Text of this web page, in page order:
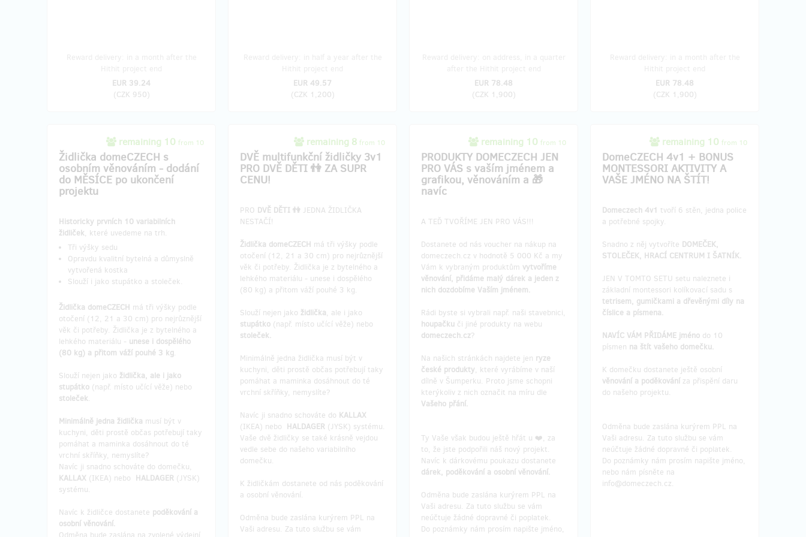
EUR 39.24
(CZK 950)
EUR 49.57
(CZK 1,200)
EUR 78.48
(CZK 1,900)
EUR 78.48
(CZK 1,900)
remaining 10 from 10
Židlička domeCZECH s
osobním věnováním - dodání
do MĚSÍCE po ukončení
projektu
Historicky prvních 10 variabilních
židliček, které uvedeme na trh.
Tři výšky sedu
Opravdu kvalitní bytelná a důmyslně
vytvořená kostka
Slouží i jako stupátko a stoleček.
Židlička domeCZECH má tři výšky podle
otočení (12, 21 a 30 cm) pro nejrůznější
věk či potřeby. Židlička je z bytelného a
lehkého materiálu - unese i dospělého
(80 kg) a přitom váží pouhé 3 kg.
Slouží nejen jako židlička, ale i jako
stupátko (např. místo učící věže) nebo
stoleček.
Minimálně jedna židlička musí být v
kuchyni, děti prostě občas potřebují taky
pomáhat a maminka dosáhnout do té
vrchní skříňky, nemyslíte?
Navíc ji snadno schováte do domečku,
KALLAX (IKEA) nebo HALDAGER (JYSK)
systému.
Navíc k židličce dostanete poděkování a
osobní věnování.
Odměna bude zaslána na zvolené výdejní
remaining 8 from 10
DVĚ multifunkční židličky 3v1
PRO DVĚ DĚTI 👫 ZA SUPR
CENU!
PRO DVĚ DĚTI 👫 JEDNA ŽIDLIČKA
NESTAČÍ!
Židlička domeCZECH má tři výšky podle
otočení (12, 21 a 30 cm) pro nejrůznější
věk či potřeby. Židlička je z bytelného a
lehkého materiálu - unese i dospělého
(80 kg) a přitom váží pouhé 3 kg.
Slouží nejen jako židlička, ale i jako
stupátko (např. místo učící věže) nebo
stoleček.
Minimálně jedna židlička musí být v
kuchyni, děti prostě občas potřebují taky
pomáhat a maminka dosáhnout do té
vrchní skříňky, nemyslíte?
Navíc ji snadno schováte do KALLAX
(IKEA) nebo HALDAGER (JYSK) systému.
Vaše dvě židličky se také krásně vejdou
vedle sebe do našeho variabilního
domečku.
K židličkám dostanete od nás poděkování
a osobní věnování.
Odměna bude zaslána kurýrem PPL na
Vaši adresu. Za tuto službu se vám
remaining 10 from 10
PRODUKTY DOMECZECH JEN
PRO VÁS s vaším jménem a
grafikou, věnováním a 🎁
navíc
A TEĎ TVOŘÍME JEN PRO VÁS!!!
Dostanete od nás voucher na nákup na
domeczech.cz v hodnotě 5 000 Kč a my
Vám k vybraným produktům vytvoříme
věnování, přidáme malý dárek a jeden z
nich dozdobíme Vaším jménem.
Rádi byste si vybrali např. naši stavebnici,
houpačku či jiné produkty na webu
domeczech.cz?
Na našich stránkách najdete jen ryze
české produkty, které vyrábíme v naší
dílně v Šumperku. Proto jsme schopni
kterýkoliv z nich označit na míru dle
Vašeho přání.
Ty Vaše však budou ještě hřát u ❤️, za
to, že jste podpořili náš nový projekt.
Navíc k dárkovému poukazu dostanete
dárek, poděkování a osobní věnování.
Odměna bude zaslána kurýrem PPL na
Vaši adresu. Za tuto službu se vám
neúčtuje žádné dopravné či poplatek.
Do poznámky nám prosím napište jméno,
remaining 10 from 10
DomeCZECH 4v1 + BONUS
MONTESSORI AKTIVITY A
VAŠE JMÉNO NA ŠTÍT!
Domeczech 4v1 tvoří 6 stěn, jedna police
a potřebné spojky.
Snadno z něj vytvoříte DOMEČEK,
STOLEČEK, HRACÍ CENTRUM I ŠATNÍK.
JEN V TOMTO SETU setu naleznete i
základní montessori kolíkovací sadu s
tetrisem, gumičkami a dřevěnými díly na
číslice a písmena.
NAVÍC VÁM PŘIDÁME jméno do 10
písmen na štít vašeho domečku.
K domečku dostanete ještě osobní
věnování a poděkování za přispění daru
do našeho projektu.
Odměna bude zaslána kurýrem PPL na
Vaši adresu. Za tuto službu se vám
neúčtuje žádné dopravné či poplatek.
Do poznámky nám prosím napište jméno,
nebo nám písněte na
info@domeczech.cz.